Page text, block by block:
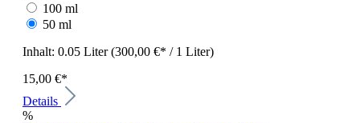
100 ml
50 ml
Inhalt: 0.05 Liter(300,00 €* / 1 Liter)
15,00 €*
Details
%